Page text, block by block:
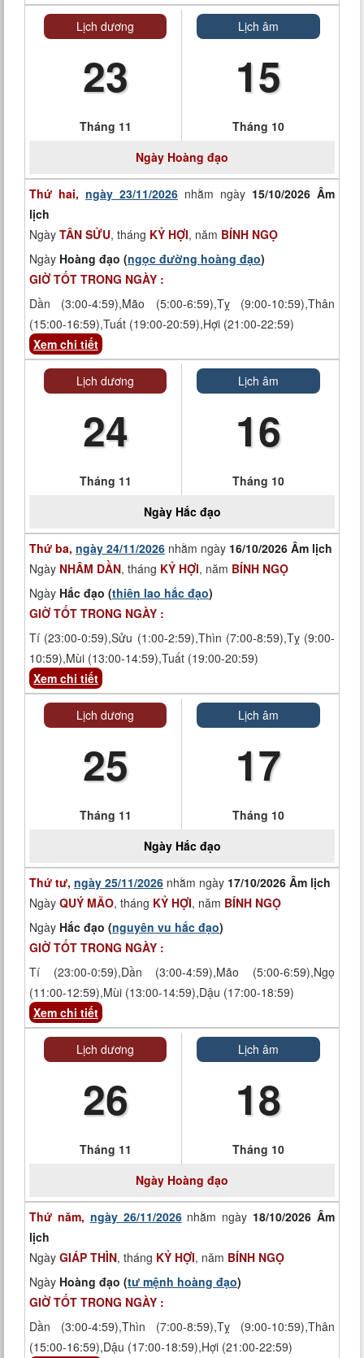
Lịch dương
23
Tháng 11
Lịch âm
15
Tháng 10
Ngày Hoàng đạo
Thứ hai, ngày 23/11/2026 nhằm ngày 15/10/2026 Âm
lịch
Ngày TÂN SỬU, tháng KỶ HỢI, năm BÍNH NGỌ
Ngày Hoàng đạo (ngọc đường hoàng đạo)
GIỜ TỐT TRONG NGÀY :
Dần (3:00-4:59),Mão (5:00-6:59),Tỵ (9:00-10:59),Thân
(15:00-16:59),Tuất (19:00-20:59),Hợi (21:00-22:59)
Xem chi tiết
Lịch dương
24
Tháng 11
Lịch âm
16
Tháng 10
Ngày Hắc đạo
Thứ ba, ngày 24/11/2026 nhằm ngày 16/10/2026 Âm lịch
Ngày NHÂM DẦN, tháng KỶ HỢI, năm BÍNH NGỌ
Ngày Hắc đạo (thiên lao hắc đạo)
GIỜ TỐT TRONG NGÀY :
Tí (23:00-0:59),Sửu (1:00-2:59),Thìn (7:00-8:59),Tỵ (9:00-
10:59),Mùi (13:00-14:59),Tuất (19:00-20:59)
Xem chi tiết
Lịch dương
25
Tháng 11
Lịch âm
17
Tháng 10
Ngày Hắc đạo
Thứ tư, ngày 25/11/2026 nhằm ngày 17/10/2026 Âm lịch
Ngày QUÝ MÃO, tháng KỶ HỢI, năm BÍNH NGỌ
Ngày Hắc đạo (nguyên vu hắc đạo)
GIỜ TỐT TRONG NGÀY :
Tí (23:00-0:59),Dần (3:00-4:59),Mão (5:00-6:59),Ngọ
(11:00-12:59),Mùi (13:00-14:59),Dậu (17:00-18:59)
Xem chi tiết
Lịch dương
26
Tháng 11
Lịch âm
18
Tháng 10
Ngày Hoàng đạo
Thứ năm, ngày 26/11/2026nhằm ngày 18/10/2026 Âm
lịch
Ngày GIÁP THÌN, tháng KỶ HỢI, năm BÍNH NGỌ
Ngày Hoàng đạo (tư mệnh hoàng đạo)
GIỜ TỐT TRONG NGÀY :
Dần (3:00-4:59),Thìn (7:00-8:59),Tỵ (9:00-10:59),Thân
(15:00-16:59),Dậu (17:00-18:59),Hợi (21:00-22:59)